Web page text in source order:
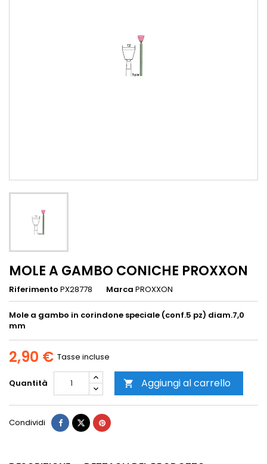
MOLE A GAMBO CONICHE PROXXON
Riferimento PX28778 Marca PROXXON
Mole a gambo in corindone speciale (conf.5 pz) diam.7,0
mm
2,90 € Tasse incluse
Quantità  Aggiungi al carrello
Condividi